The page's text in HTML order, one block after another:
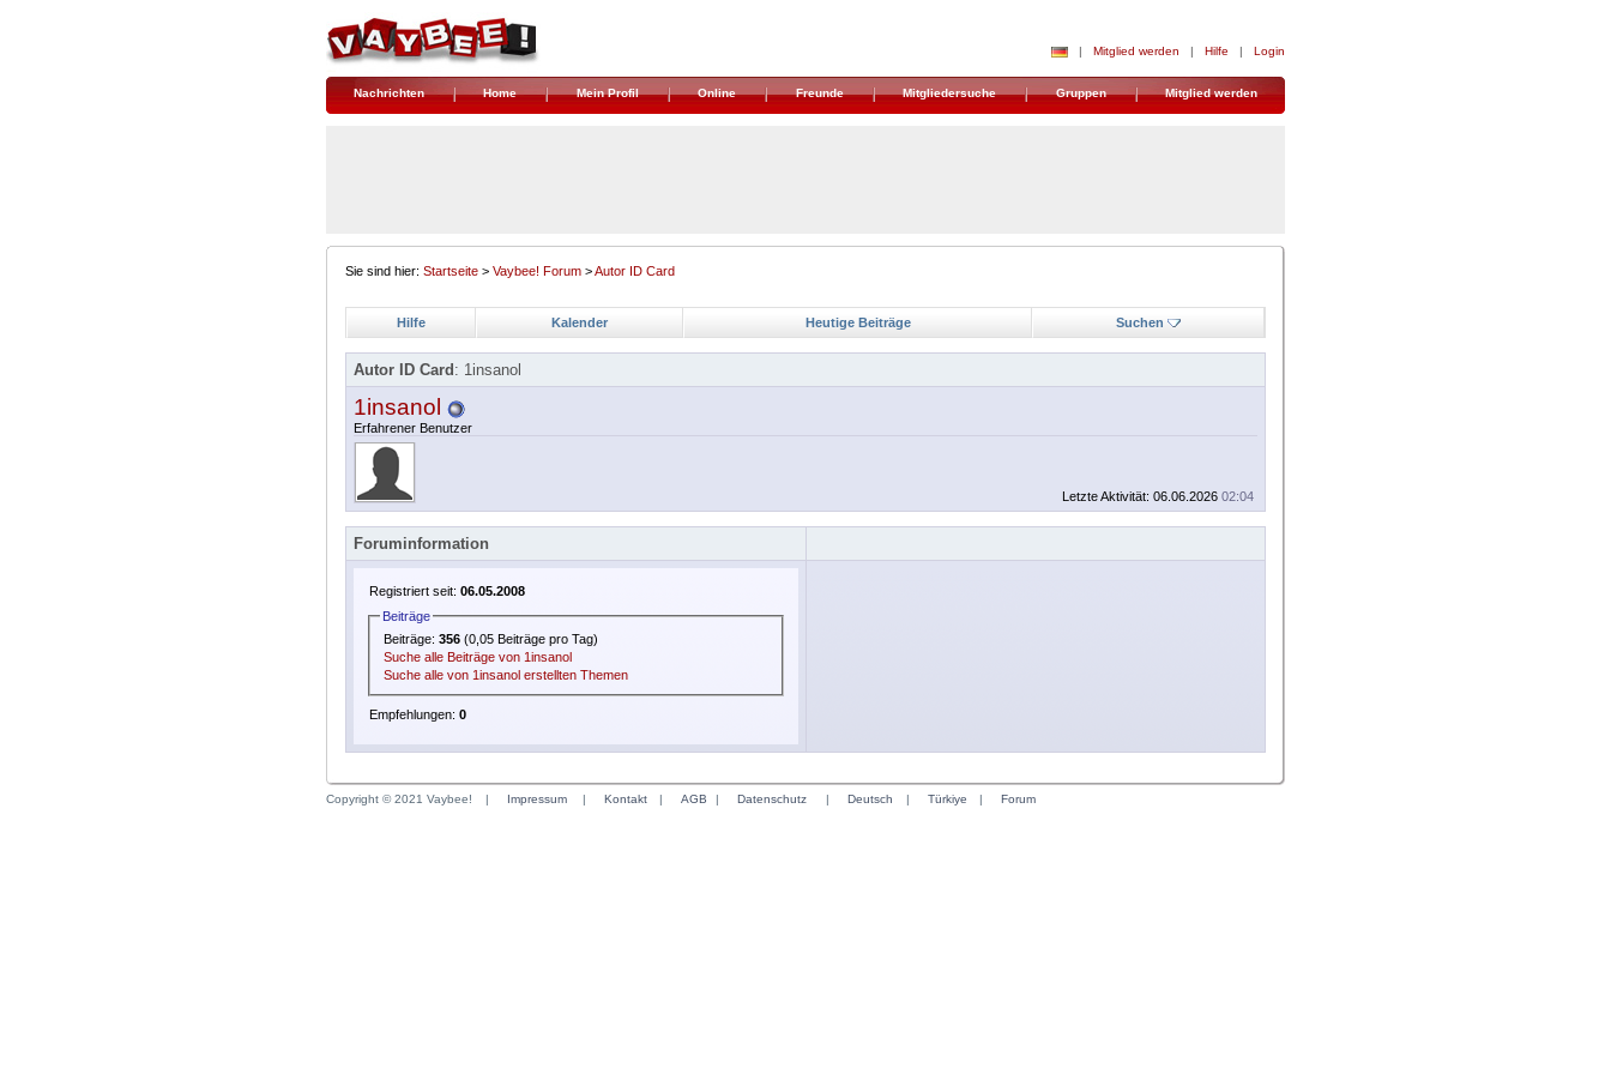
| Mitglied werden | Hilfe | Login
Nachrichten Home Mein Profil Online Freunde Mitgliedersuche Gruppen Mitglied werden
Sie sind hier: Startseite > Vaybee! Forum >Autor ID Card
Hilfe Kalender Heutige Beiträge Suchen
Autor ID Card : 1insanol
1insanol
Erfahrener Benutzer
Letzte Aktivität: 06.06.2026 02:04
Foruminformation
Registriert seit: 06.05.2008
Beiträge
Beiträge:356 (0,05 Beiträge pro Tag)
Suche alle Beiträge von 1insanol
Suche alle von 1insanol erstellten Themen
Empfehlungen: 0
Copyright © 2021 Vaybee! | Impressum | Kontakt | AGB | Datenschutz | Deutsch | Türkiye | Forum